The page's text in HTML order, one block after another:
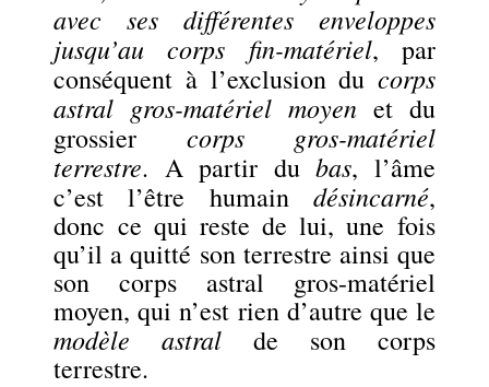
avec ses différentes enveloppes
jusqu’au corps fin-matériel, par
conséquent à l’exclusion du corps
astral gros-matériel moyen et du
grossier corps gros-matériel
terrestre. A partir dubas, l’âme
c’est l’être humain désincarné,
donc ce qui reste de lui, une fois
qu’il a quitté son terrestre ainsi que
son corps astral gros-matériel
moyen, qui n’est rien d’autre que le
modèle astral de son corps
terrestre.